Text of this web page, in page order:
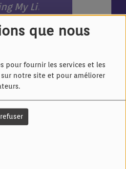
que nous
pour fournir les services et les
notre site et pour améliorer
My Life
CORNER